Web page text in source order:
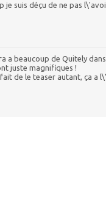
je suis déçu de ne pas
a beaucoup de Quitely
juste magnifiques !
de le teaser autant, ça a